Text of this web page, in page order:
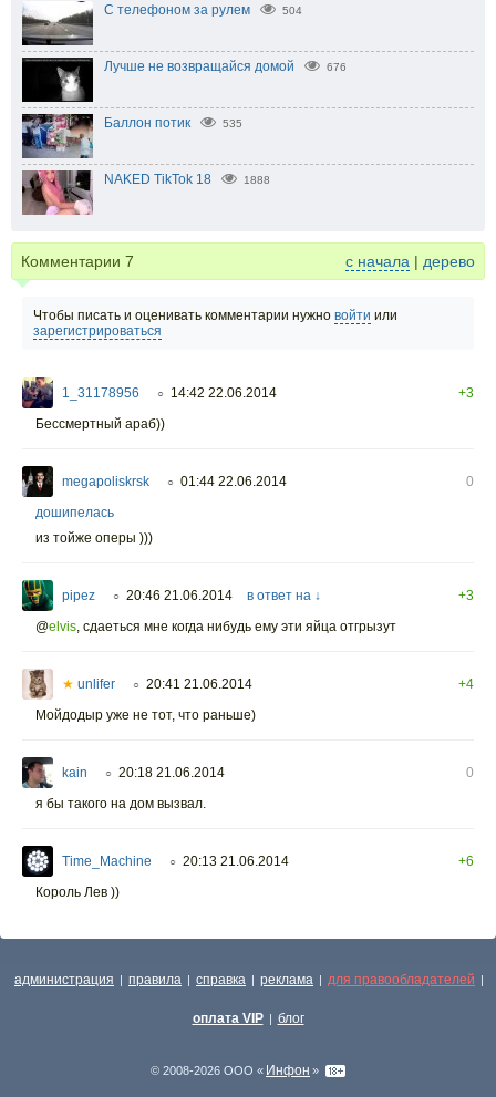
С телефоном за рулем 504
Лучше не возвращайся домой 676
Баллон потик 535
NAKED TikTok 18 1888
Комментарии 7 с начала | дерево
Чтобы писать и оценивать комментарии нужно войти или
зарегистрироваться
1_31178956 ○ 14:42 22.06.2014
+3
Бессмертный араб))
megapoliskrsk ○ 01:44 22.06.2014
0
дошипелась
из тойже оперы )))
pipez ○ 20:46 21.06.2014 в ответ на ↓
+3
@elvis сдаеться мне когда нибудь ему эти яйца отгрызут
★ unlifer ○ 20:41 21.06.2014
+4
Мойдодыр уже не тот, что раньше)
kain ○ 20:18 21.06.2014
0
я бы такого на дом вызвал.
Time_Machine ○ 20:13 21.06.2014
+6
Король Лев ))
администрация | правила | справка | реклама | для правообладателей |
оплата VIP | блог
© 2008-2026 ООО « Инфон »